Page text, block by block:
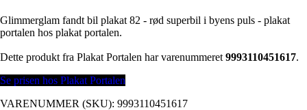
Glimmerglam fandt bil plakat 82 - rød superbil i byens puls - plakat
portalen hos plakat portalen.
Dette produkt fra Plakat Portalen har varenummeret 9993110451617.
Se prisen hos Plakat Portalen
VARENUMMER (SKU): 9993110451617